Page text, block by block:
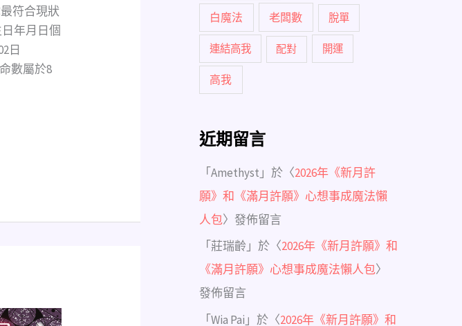
符合現狀
年月日個
日
數屬於8
白魔法 老闆數 脫單
連結高我 配對 開運
高我
近期留言
「Amethyst 」於〈2026年《新月許
願》和《滿月許願》心想事成魔法懶
人包〉發佈留言
「莊瑞齡 」於〈2026年《新月許願》和
《滿月許願》心想事成魔法懶人包〉
發佈留言
「Wia Pai 」於〈2026年《新月許願》和